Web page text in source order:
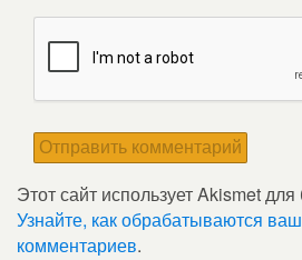
Этот сайт использует Akismet
Узнайте, как обрабатываются
комментариев.